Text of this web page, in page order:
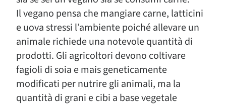
Il vegano pensa che mangiare carne, latticini
e uova stressi l’ambiente poiché allevare un
animale richiede una notevole quantità di
prodotti. Gli agricoltori devono coltivare
fagioli di soia e mais geneticamente
modificati per nutrire gli animali, ma la
quantità di grani e cibi a base vegetale